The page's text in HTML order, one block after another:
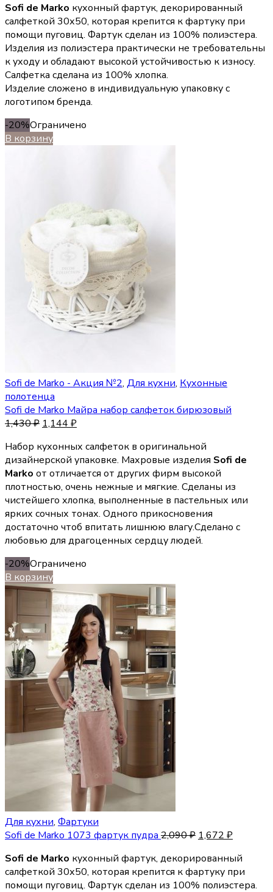
Sofi de Marko кухонный фартук, декорированный
салфеткой 30х50, которая крепится к фартуку при
помощи пуговиц. Фартук сделан из 100% полиэстера.
Изделия из полиэстера практически не требовательны
к уходу и обладают высокой устойчивостью к износу.
Салфетка сделана из 100% хлопка.
Изделие сложено в индивидуальную упаковку с
логотипом бренда.
-20%Ограничено
В корзину
Sofi de Marko - Акция №2, Для кухни, Кухонные
полотенца
Sofi de Marko Майра набор салфеток бирюзовый
1,430₽ 1,144 ₽
Набор кухонных салфеток в оригинальной
дизайнерской упаковке. Махровые изделия Sofi de
Marko от отличается от других фирм высокой
плотностью, очень нежные и мягкие. Сделаны из
чистейшего хлопка, выполненные в пастельных или
ярких сочных тонах. Одного прикосновения
достаточно чтоб впитать лишнюю влагу.Сделано с
любовью для драгоценных сердцу людей.
-20%Ограничено
В корзину
Для кухни, Фартуки
Sofi de Marko 1073 фартук пудра 2,090₽ 1,672 ₽
Sofi de Marko кухонный фартук, декорированный
салфеткой 30х50, которая крепится к фартуку при
помощи пуговиц. Фартук сделан из 100% полиэстера.